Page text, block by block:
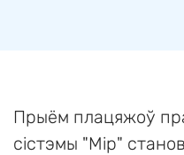
Прыём плацяжоў
сістэмы "Мір"